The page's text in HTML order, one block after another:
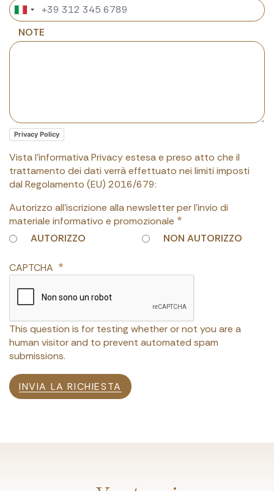
NOTE
Privacy Policy
Vista l'informativa Privacy estesa e preso atto che il
trattamento dei dati verrà effettuato nei limiti imposti
dal Regolamento (EU) 2016/679:
Autorizzo all'iscrizione alla newsletter per l'invio di
materiale informativo e promozionale
AUTORIZZO
NON AUTORIZZO
CAPTCHA
This question is for testing whether or not you are a
human visitor and to prevent automated spam
submissions.
INVIA LA RICHIESTA